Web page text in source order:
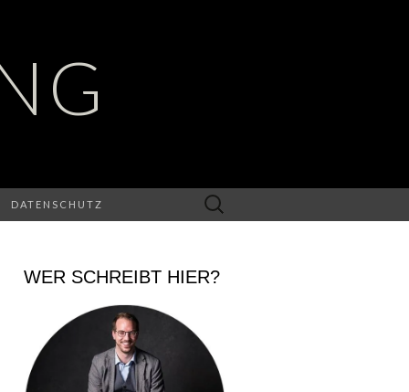
DATENSCHUTZ
Suchen
nach:
WER SCHREIBT HIER?